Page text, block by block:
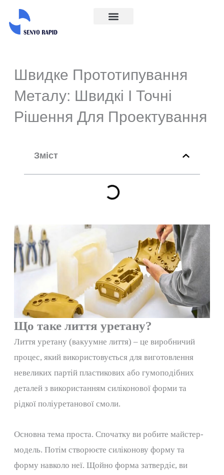
вмісту
Швидке Прототипування
Металу: Швидкі І Точні
Рішення Для Проектування
Зміст
Що таке лиття уретану?
Лиття уретану (вакуумне лиття) – це виробничий
процес, який використовується для виготовлення
невеликих партій пластикових або гумоподібних
деталей з використанням силіконової форми та
рідкої поліуретанової смоли.
Основна тема проста. Спочатку ви робите майстер-
модель. Потім створюєте силіконову форму та
форму навколо неї. Щойно форма затвердіє, ви